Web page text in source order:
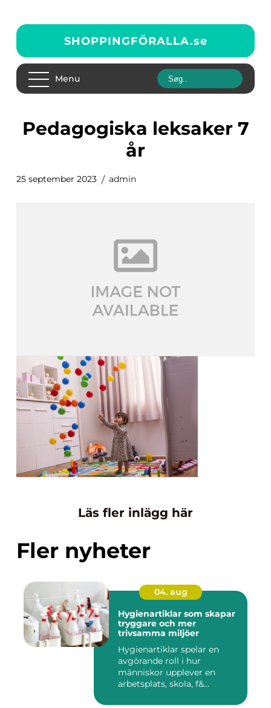
SHOPPINGFÖRALLA.se
Menu
pedagogiska leksaker 7
år
25 september 2023 admin
Läs fler inlägg här
Fler nyheter
04. aug
Hygienartiklar som skapar
tryggare och mer
trivsamma miljöer
Hygienartiklar spelar en
avgörande roll i hur
människor upplever en
arbetsplats, skola, f&...